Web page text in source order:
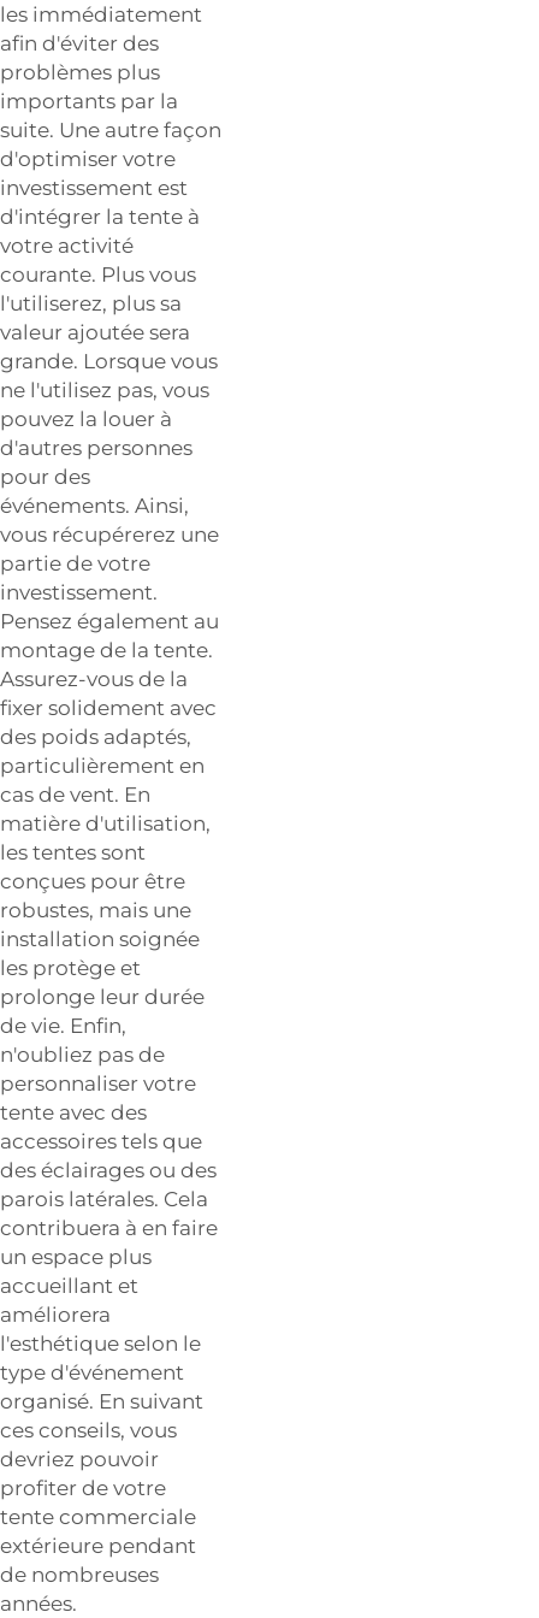
les immédiatement
afin d'éviter des
problèmes plus
importants par la
suite. Une autre façon
d'optimiser votre
investissement est
d'intégrer la tente à
votre activité
courante. Plus vous
l'utiliserez, plus sa
valeur ajoutée sera
grande. Lorsque vous
ne l'utilisez pas, vous
pouvez la louer à
d'autres personnes
pour des
événements. Ainsi,
vous récupérerez une
partie de votre
investissement.
Pensez également au
montage de la tente.
Assurez-vous de la
fixer solidement avec
des poids adaptés,
particulièrement en
cas de vent. En
matière d'utilisation,
les tentes sont
conçues pour être
robustes, mais une
installation soignée
les protège et
prolonge leur durée
de vie. Enfin,
n'oubliez pas de
personnaliser votre
tente avec des
accessoires tels que
des éclairages ou des
parois latérales. Cela
contribuera à en faire
un espace plus
accueillant et
améliorera
l'esthétique selon le
type d'événement
organisé. En suivant
ces conseils, vous
devriez pouvoir
profiter de votre
tente commerciale
extérieure pendant
de nombreuses
années.